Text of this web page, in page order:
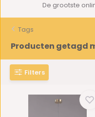
De grootste
Tags
Producten getagd
Filters